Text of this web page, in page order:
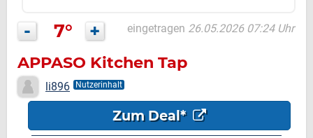
- 7° + eingetragen 26.05.2026 07:24 Uhr
APPASO Kitchen Tap
li896 Nutzerinhalt
Zum Deal*